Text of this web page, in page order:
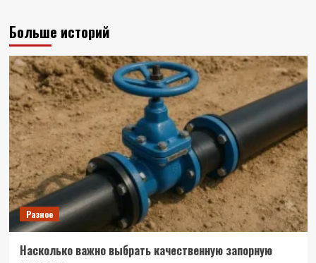
Больше историй
Разное
Насколько важно выбрать качественную запорную